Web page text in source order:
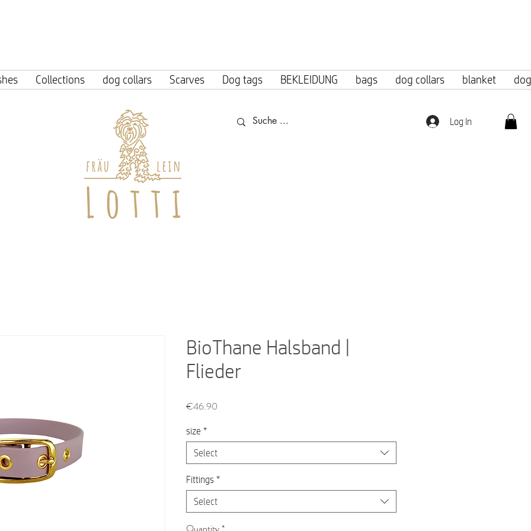
Collections dog collars Scarves Dog tags BEKLEIDUNG bags dog collars blanket
Log In
BioThane Halsband |
Flieder
€46.90
size *
Select
Fittings *
Select